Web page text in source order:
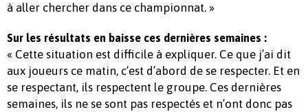
à aller chercher dans ce championnat. »
Sur les résultats en baisse ces dernières semaines :
« Cette situation est difficile à expliquer. Ce que j’ai dit
aux joueurs ce matin, c’est d’abord de se respecter. Et en
se respectant, ils respectent le groupe. Ces dernières
semaines, ils ne se sont pas respectés et n’ont donc pas